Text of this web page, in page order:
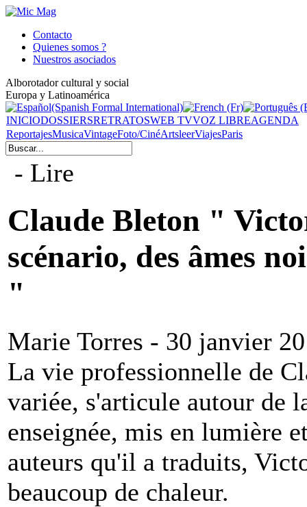
Contacto
Quienes somos ?
Nuestros asociados
Alborotador cultural y social
Europa y Latinoamérica
INICIODOSSIERSRETRATOSWEB TVVOZ LIBREAGENDA
ReportajesMusicaVintageFoto/CinéArtsleerViajesParis
- Lire
Claude Bleton "
scénario, des âmes
"
Marie Torres - 30 janvier
La vie professionnelle de
variée, s'articule autour de
enseignée, mis en lumière
auteurs qu'il a traduits,
beaucoup de chaleur.